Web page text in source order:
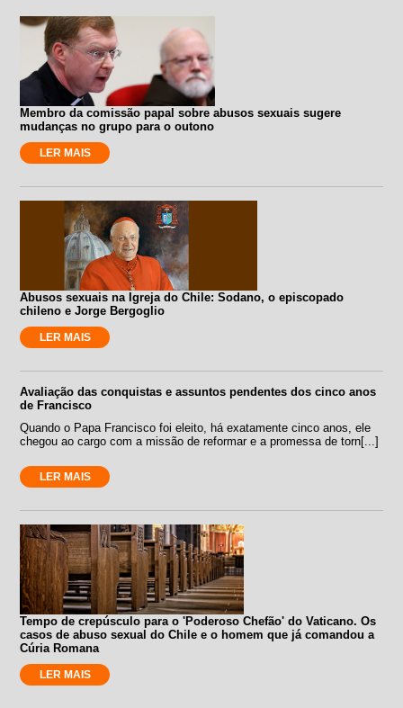
Membro da comissão papal sobre abusos sexuais sugere
mudanças no grupo para o outono
LER MAIS
Abusos sexuais na Igreja do Chile: Sodano, o episcopado
chileno e Jorge Bergoglio
LER MAIS
Avaliação das conquistas e assuntos pendentes dos cinco anos
de Francisco
Quando o Papa Francisco foi eleito, há exatamente cinco anos, ele
chegou ao cargo com a missão de reformar e a promessa de torn[...]
LER MAIS
Tempo de crepúsculo para o 'Poderoso Chefão' do Vaticano. Os
casos de abuso sexual do Chile e o homem que já comandou a
Cúria Romana
LER MAIS